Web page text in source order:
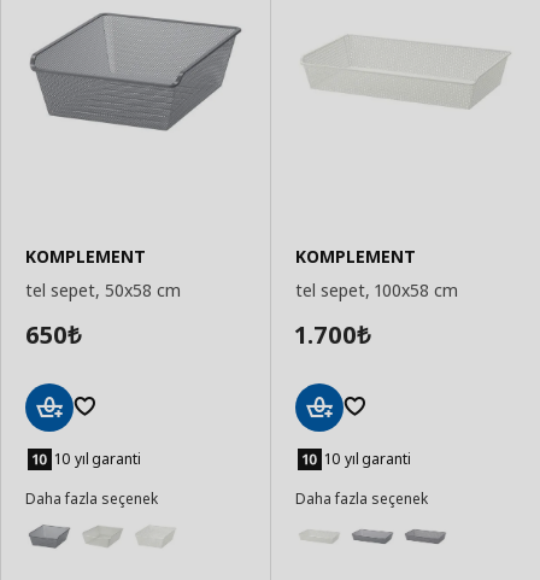
KOMPLEMENT
tel sepet, 50x58 cm
650₺
Ekle 10 yıl garanti
Daha fazla seçenek
KOMPLEMENT
tel sepet, 100x58 cm
1.700₺
Ekle 10 yıl garanti
Daha fazla seçenek